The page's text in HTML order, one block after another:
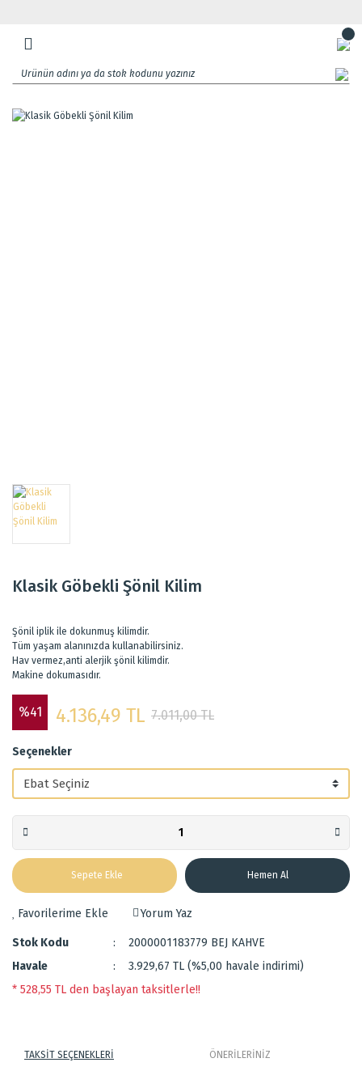
Klasik Göbekli Şönil Kilim
Şönil iplik ile dokunmuş kilimdir.
Tüm yaşam alanınızda kullanabilirsiniz.
Hav vermez,anti alerjik şönil kilimdir.
Makine dokumasıdır.
%41 4.136,49 TL 7.011,00 TL
Seçenekler
Sepete Ekle Hemen Al
Yorum Yaz
Stok Kodu
2000001183779 BEJ KAHVE
Havale
3.929,67 TL (%5,00 havale indirimi)
* 528,55 TL den başlayan taksitlerle!!
TAKSİT SEÇENEKLERİ ÖNERİLERİNİZ